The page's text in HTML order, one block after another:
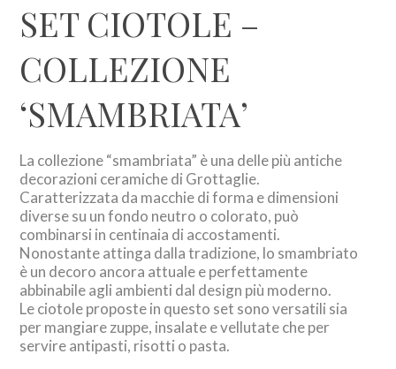
SET CIOTOLE –
COLLEZIONE
‘SMAMBRIATA’
La collezione “smambriata” è una delle più antiche
decorazioni ceramiche di Grottaglie.
Caratterizzata da macchie di forma e dimensioni
diverse su un fondo neutro o colorato, può
combinarsi in centinaia di accostamenti.
Nonostante attinga dalla tradizione, lo smambriato
è un decoro ancora attuale e perfettamente
abbinabile agli ambienti dal design più moderno.
Le ciotole proposte in questo set sono versatili sia
per mangiare zuppe, insalate e vellutate che per
servire antipasti, risotti o pasta.